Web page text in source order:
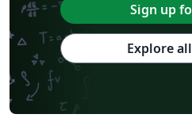
Sign up
Explore